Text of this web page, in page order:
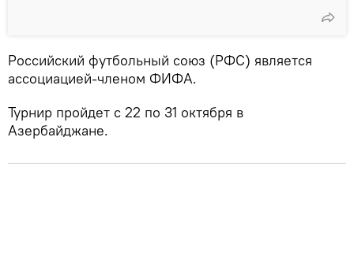
Российский футбольный союз (РФС) является
ассоциацией-членом ФИФА.
Турнир пройдет с 22 по 31 октября в
Азербайджане.